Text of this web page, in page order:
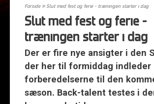
Forside»Slut med fest og ferie – træningen starter i dag
Slut med fest og ferie –
træningen starter i dag
Der er fire nye ansigter i den
der her til formiddag indleder
forberedelserne til den
sæson. Back-talent testes i